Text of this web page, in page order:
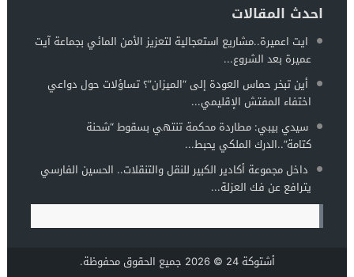
احدث المقالات
ايت اعميرة..مشاريع استعجالية لتعزيز الأمن المائي بجماعة آيت
عميرة بعد الشروع...
أين تبخر حماس العودة إلى “الميزان”؟ تساؤلات حول دواعي
اختفاء المفتش الإقليمي...
سيدي بيبي: مطاردة محكمة تنتهي بسقوط “شحنة
كتامة”..الدرك الملكي يحبط...
داخل مجموعة أكادير الكبير للنقل والتنقلات.. الحسين الفارسي
يترافع عن فك العزلة...
أشتوكة 24 © 2026 جميع الحقوق محفوظة.